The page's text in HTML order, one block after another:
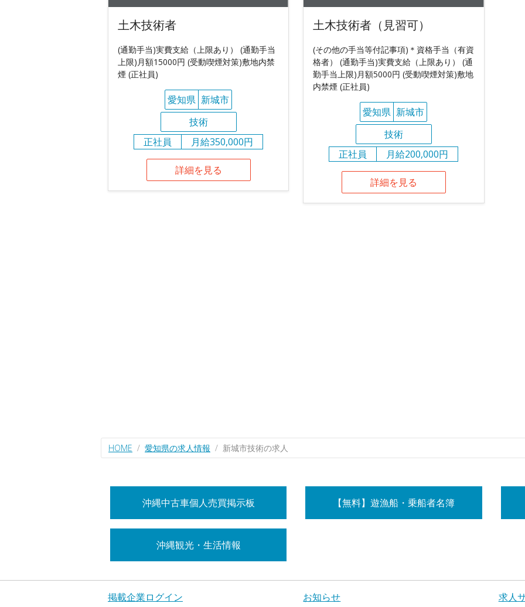
土木技術者
(通勤手当)実費支給（上限あり） (通勤手当
上限)月額15000円 (受動喫煙対策)敷地内禁
煙 (正社員)
愛知県 新城市
技術
正社員
月給350,000円
詳細を見る
土木技術者（見習可）
(その他の手当等付記事項)＊資格手当（有資
格者） (通勤手当)実費支給（上限あり） (通
勤手当上限)月額5000円 (受動喫煙対策)敷地
内禁煙 (正社員)
愛知県 新城市
技術
正社員
月給200,000円
詳細を見る
HOME 愛知県の求人情報 新城市技術の求人
沖縄中古車個人売買掲示板 【無料】遊漁船・乗船者名簿
沖縄観光・生活情報
掲載企業ログイン お知らせ 求人